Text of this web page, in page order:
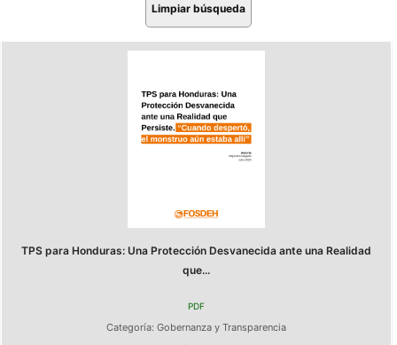
Limpiar búsqueda
TPS para Honduras: Una Protección Desvanecida ante una Realidad
que...
PDF
Categoría: Gobernanza y Transparencia